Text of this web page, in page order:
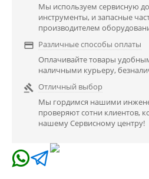
Мы используем сервисную
инструменты, и запасные
производителем
 Различные способы оплаты
Оплачивайте товары
наличными курьеру,
 Отличный выбор
Мы гордимся нашими
проверяют сотни клиентов,
нашему Сервисному центру!